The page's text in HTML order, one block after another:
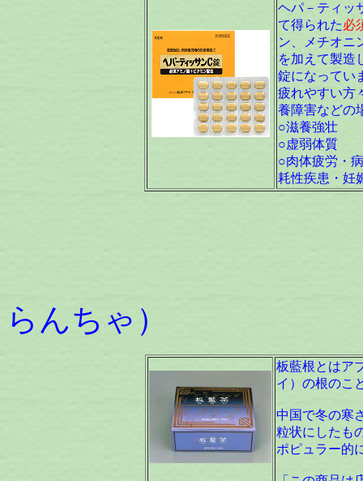
ヘパ－ティッ
て得られた必
ン、メチオニ
を加えて製造
錠になってい
疲れやすい方
養障害などの
○滋養強壮
○虚弱体質
○肉体疲労・
耗性疾患・妊
らんちゃ）
板藍根とはア
イ）の根のこ
中国で冬の寒
粒状にしたも
ポピュラー的